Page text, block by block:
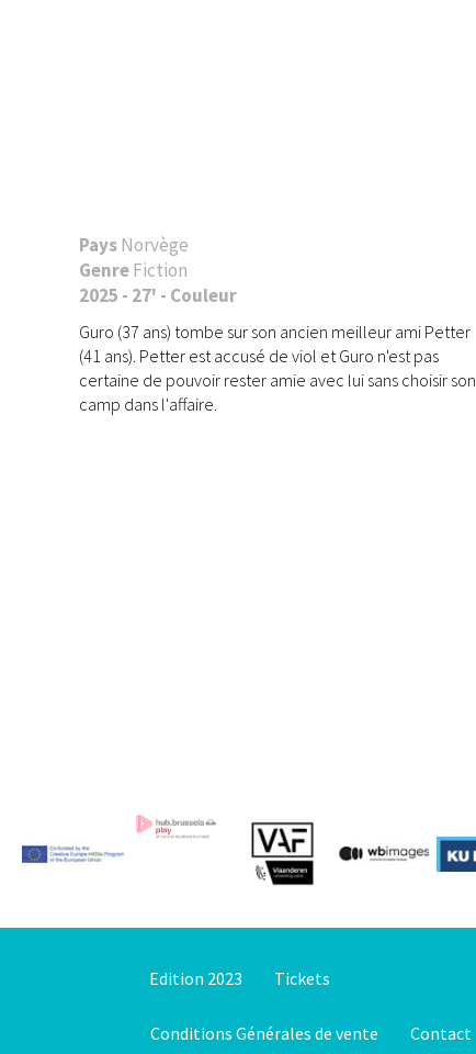
PaysNorvège
GenreFiction
2025 - 27' - Couleur
Guro (37 ans) tombe sur son ancien meilleur ami Petter
(41 ans). Petter est accusé de viol et Guro n'est pas
certaine de pouvoir rester amie avec lui sans choisir son
camp dans l'affaire.
Edition 2023 Tickets
Conditions Générales de vente Contact